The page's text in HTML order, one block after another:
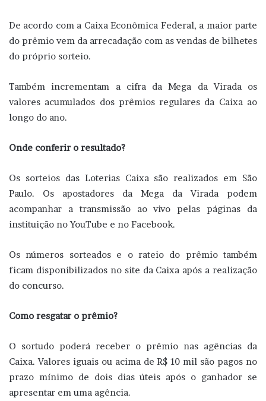
De acordo com a Caixa Econômica Federal, a maior parte
do prêmio vem da arrecadação com as vendas de bilhetes
do próprio sorteio.
Também incrementam a cifra da Mega da Virada os
valores acumulados dos prêmios regulares da Caixa ao
longo do ano.
Onde conferir o resultado?
Os sorteios das Loterias Caixa são realizados em São
Paulo. Os apostadores da Mega da Virada podem
acompanhar a transmissão ao vivo pelas páginas da
instituição no YouTube e no Facebook.
Os números sorteados e o rateio do prêmio também
ficam disponibilizados no site da Caixa após a realização
do concurso.
Como resgatar o prêmio?
O sortudo poderá receber o prêmio nas agências da
Caixa. Valores iguais ou acima de R$ 10 mil são pagos no
prazo mínimo de dois dias úteis após o ganhador se
apresentar em uma agência.